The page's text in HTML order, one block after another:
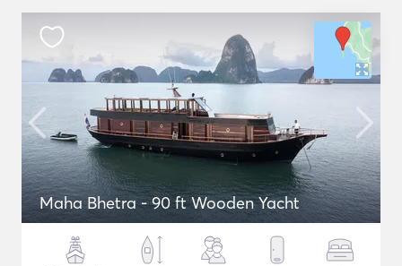
Maha Bhetra - 90 ft Wooden Yacht